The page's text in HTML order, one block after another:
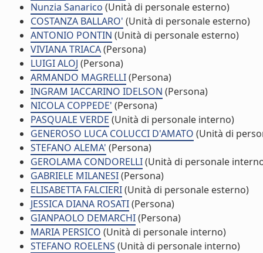
Nunzia Sanarico (Unità di personale esterno)
COSTANZA BALLARO' (Unità di personale esterno)
ANTONIO PONTIN (Unità di personale esterno)
VIVIANA TRIACA(Persona)
LUIGI ALOJ (Persona)
ARMANDO MAGRELLI(Persona)
INGRAM IACCARINO IDELSON (Persona)
NICOLA COPPEDE' (Persona)
PASQUALE VERDE (Unità di personale interno)
GENEROSO LUCA COLUCCI D'AMATO (Unità di
STEFANO ALEMA' (Persona)
GEROLAMA CONDORELLI(Unità di personale
GABRIELE MILANESI(Persona)
ELISABETTA FALCIERI(Unità di personale esterno)
JESSICA DIANA ROSATI(Persona)
GIANPAOLO DEMARCHI(Persona)
MARIA PERSICO (Unità di personale interno)
STEFANO ROELENS (Unità di personale interno)